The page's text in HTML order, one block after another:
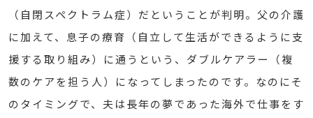
（自閉スペクトラム症）だということが判明。父の介護
に加えて、息子の療育（自立して生活ができるように支
援する取り組み）に通うという、ダブルケアラー（複
数のケアを担う人）になってしまったのです。なのにそ
のタイミングで、夫は長年の夢であった海外で仕事をす